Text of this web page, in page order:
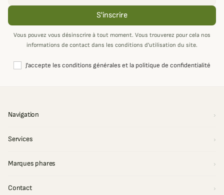
S'inscrire
Vous pouvez vous désinscrire à tout moment. Vous trouverez pour cela nos
informations de contact dans les conditions d'utilisation du site.
J'accepte les conditions générales et la politique de confidentialité
Navigation
Services
Marques phares
Contact